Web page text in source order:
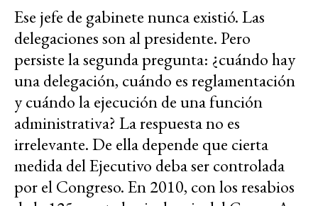
Ese jefe de gabinete nunca existió. Las
delegaciones son al presidente. Pero
persiste la segunda pregunta: ¿cuándo hay
una delegación, cuándo es reglamentación
y cuándo la ejecución de una función
administrativa? La respuesta no es
irrelevante. De ella depende que cierta
medida del Ejecutivo deba ser controlada
por el Congreso. En 2010, con los resabios